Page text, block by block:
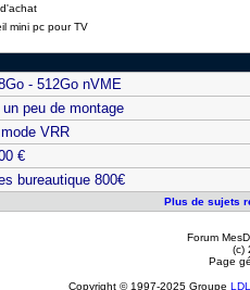
mini pc pour TV
- 512Go nVME
peu de montage
VRR
€
bureautique 800€
Plus de sujets
Forum
(c)
Page
Copyright © 1997-2025 Groupe